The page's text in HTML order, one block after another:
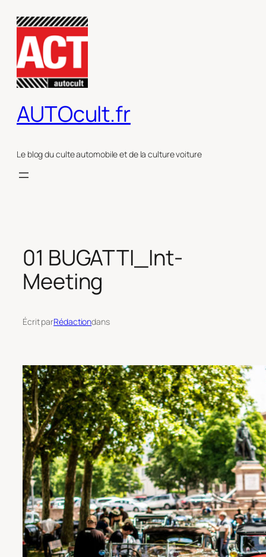
contenu
AUTOcult.fr
Le blog du culte automobile et de la culture voiture
01 BUGATTI_Int-
Meeting
Écrit parRédactiondans